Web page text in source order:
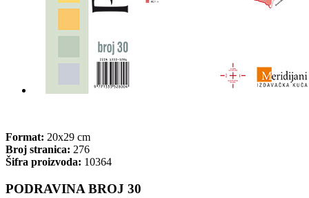
Format: 20x29 cm
Broj stranica: 276
Šifra proizvoda: 10364
PODRAVINA BROJ 30